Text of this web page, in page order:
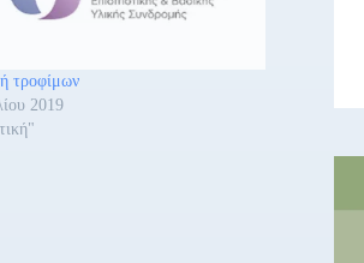
τροφίμων
2019